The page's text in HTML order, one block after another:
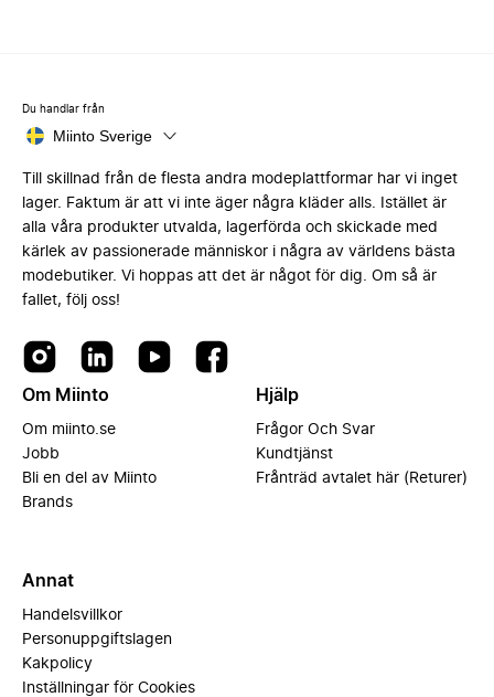
Du handlar från
Miinto Sverige
Till skillnad från de flesta andra modeplattformar har vi inget
lager. Faktum är att vi inte äger några kläder alls. Istället är
alla våra produkter utvalda, lagerförda och skickade med
kärlek av passionerade människor i några av världens bästa
modebutiker. Vi hoppas att det är något för dig. Om så är
fallet, följ oss!
Om Miinto
Om miinto.se
Jobb
Bli en del av Miinto
Brands
Hjälp
Frågor Och Svar
Kundtjänst
Frånträd avtalet här (Returer)
Annat
Handelsvillkor
Personuppgiftslagen
Kakpolicy
Inställningar för Cookies